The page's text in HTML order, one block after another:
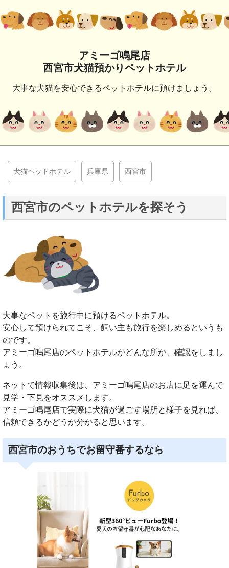
アミーゴ鳴尾店
西宮市犬猫預かりペットホテル
大事な犬猫を安心できるペットホテルに預けましょう。
犬猫ペットホテル 兵庫県 西宮市
西宮市のペットホテルを探そう
大事なペットを旅行中に預けるペットホテル。
安心して預けられてこそ、飼い主も旅行を楽しめるというも
のです。
アミーゴ鳴尾店のペットホテルがどんな所か、確認をしまし
ょう。
ネットで情報収集後は、アミーゴ鳴尾店のお店に足を運んで
見学・下見をオススメします。
アミーゴ鳴尾店で実際に犬猫が過ごす場所と様子を見れば、
信頼できるかどうか分かると思います。
西宮市のおうちでお留守番するなら